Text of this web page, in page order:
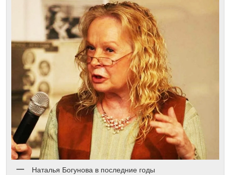
Наталья Богунова в последние годы